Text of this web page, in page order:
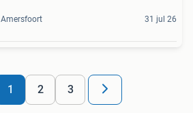
Amersfoort 31 jul 26
1 2 3